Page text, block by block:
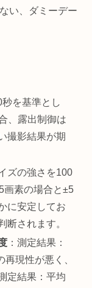
い、ダミーデー
秒を基準とし
、露出制御は
撮影結果が期
ズの強さを100
画素の場合と±5
に安定してお
断されます。
：測定結果：
現性が悪く、
定結果：平均